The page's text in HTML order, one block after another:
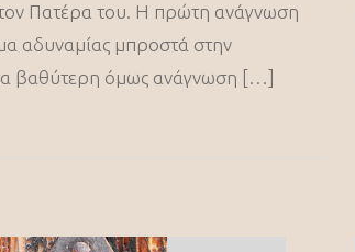
Πατέρα του. Η πρώτη ανάγνωση
αδυναμίας μπροστά στην
βαθύτερη όμως ανάγνωση […]